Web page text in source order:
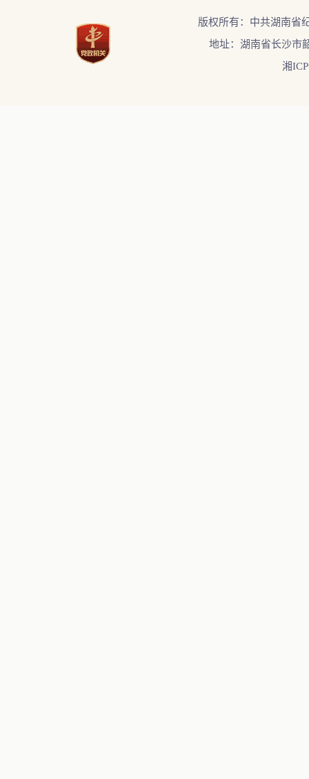
版权所有：中共湖南省
地址：湖南省长沙市
湘